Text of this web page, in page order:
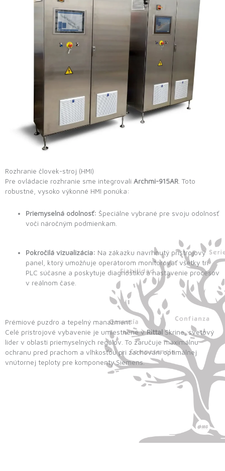
Rozhranie človek-stroj (HMI)
Pre ovládacie rozhranie sme integrovali Archmi-915AR . Toto
robustné, vysoko výkonné HMI ponúka:
Priemyselná odolnosť: Špeciálne vybrané pre svoju odolnosť
voči náročným podmienkam.
Pokročilá vizualizácia: Na zákazku navrhnutý prístrojový
panel, ktorý umožňuje operátorom monitorovať všetky tri
PLC súčasne a poskytuje diagnostiku a nastavenie procesov
v reálnom čase.
Prémiové puzdro a tepelný manažment
Celé prístrojové vybavenie je umiestnené vRittal Skrine, svetový
líder v oblasti priemyselných regálov. To zaručuje maximálnu
ochranu pred prachom a vlhkosťou pri zachovaní optimálnej
vnútornej teploty pre komponenty Siemens.